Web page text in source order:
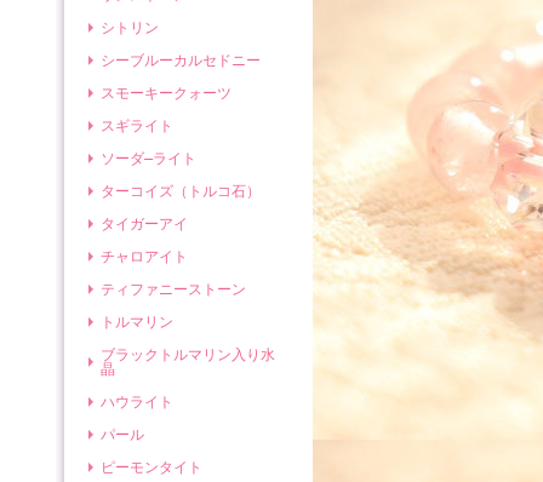
シトリン
シーブルーカルセドニー
スモーキークォーツ
スギライト
ソーダ―ライト
ターコイズ（トルコ石）
タイガーアイ
チャロアイト
ティファニーストーン
トルマリン
ブラックトルマリン入り水
晶
ハウライト
パール
ピーモンタイト